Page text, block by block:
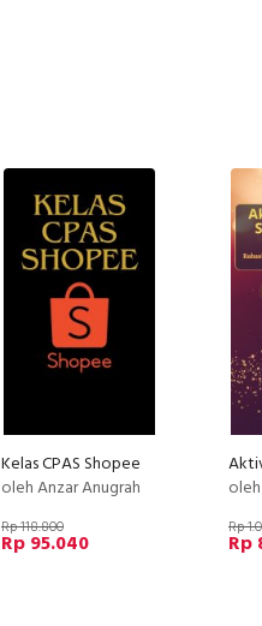
Kelas CPAS Shopee
oleh Anzar Anugrah
Rp 118.800
Rp 95.040
oleh
Rp
Rp